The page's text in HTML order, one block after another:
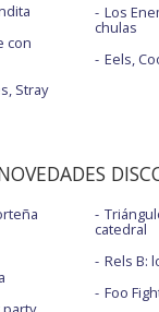
con
Stray
Los
chulas
Eels,
catedral
Rels B:
Foo